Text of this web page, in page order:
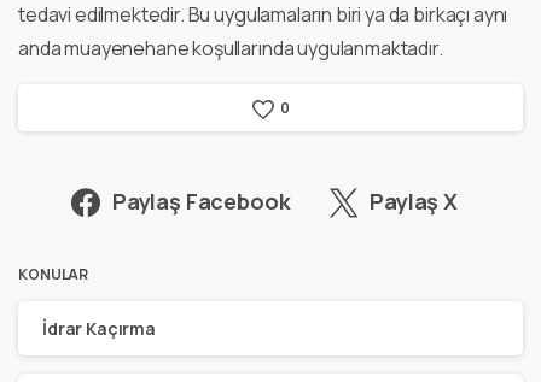
tedavi edilmektedir. Bu uygulamaların biri ya da birkaçı aynı
anda muayenehane koşullarında uygulanmaktadır.
0
Paylaş Facebook Paylaş X
KONULAR
İdrar Kaçırma